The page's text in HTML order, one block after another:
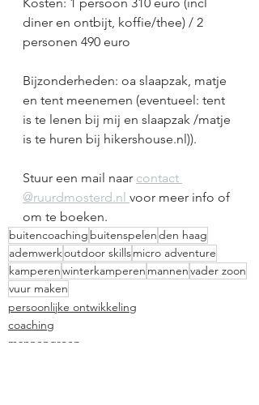
diner en ontbijt, koffie/thee) / 2
personen 490 euro
Bijzonderheden: oa slaapzak, matje
en tent meenemen (eventueel: tent
is te lenen bij mij en slaapzak /matje
is te huren bij hikershouse.nl)).
Stuur een mail naar contact
@ruurdmosterd.nl voor meer info of
om te boeken.
buitencoaching buitenspelenden haag
ademwerkoutdoor skillsmicro adventure
kamperenwinterkamperen mannenvader zoon
vuur maken
persoonlijke ontwikkeling
coaching
mannengroep